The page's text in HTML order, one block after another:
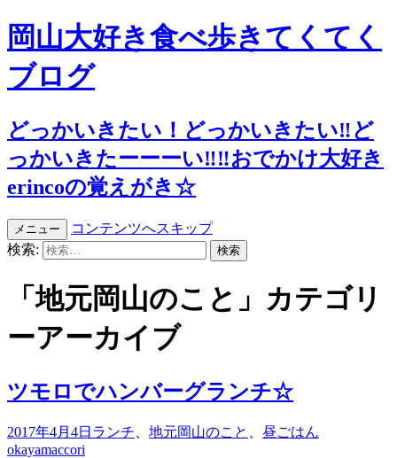
岡山大好き食べ歩きてくてく
ブログ
どっかいきたい！どっかいきたい‼︎ど
っかいきたーーーい‼︎‼︎おでかけ大好き
erincoの覚えがき☆
メニュー
コンテンツへスキップ
検索:
「地元岡山のこと」カテゴリ
ーアーカイブ
ツモロでハンバーグランチ☆
2017年4月4日 ランチ 地元岡山のこと
昼ごはん
okayamaccori